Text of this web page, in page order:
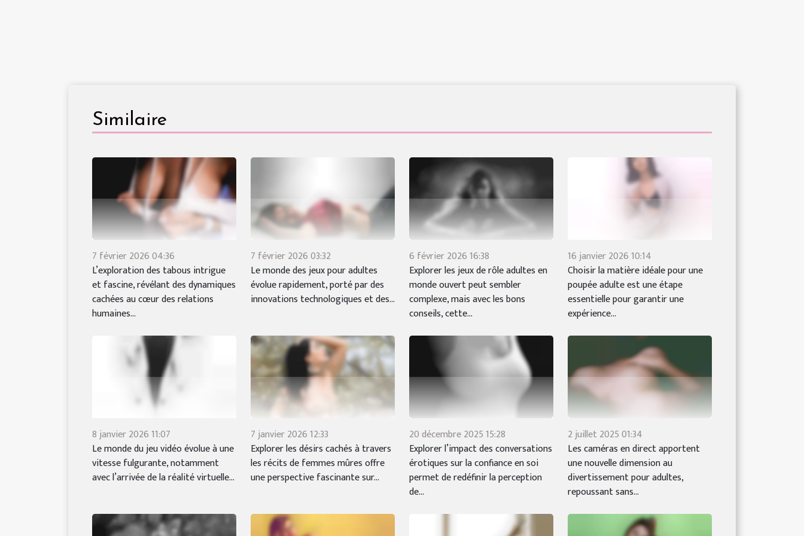
Similaire
7 février 2026 04:36
L’exploration des tabous intrigue
et fascine, révélant des dynamiques
cachées au cœur des relations
humaines...
7 février 2026 03:32
Le monde des jeux pour adultes
évolue rapidement, porté par des
innovations technologiques et des...
6 février 2026 16:38
Explorer les jeux de rôle adultes en
monde ouvert peut sembler
complexe, mais avec les bons
conseils, cette...
16 janvier 2026 10:14
Choisir la matière idéale pour une
poupée adulte est une étape
essentielle pour garantir une
expérience...
8 janvier 2026 11:07
Le monde du jeu vidéo évolue à une
vitesse fulgurante, notamment
avec l’arrivée de la réalité virtuelle...
7 janvier 2026 12:33
Explorer les désirs cachés à travers
les récits de femmes mûres offre
une perspective fascinante sur...
20 décembre 2025 15:28
Explorer l’impact des conversations
érotiques sur la confiance en soi
permet de redéfinir la perception
de...
2 juillet 2025 01:34
Les caméras en direct apportent
une nouvelle dimension au
divertissement pour adultes,
repoussant sans...